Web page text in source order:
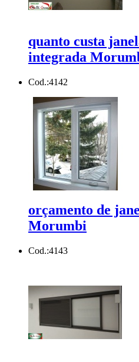
quanto custa
integrada
Cod.:4142
orçamento de
Morumbi
Cod.:4143